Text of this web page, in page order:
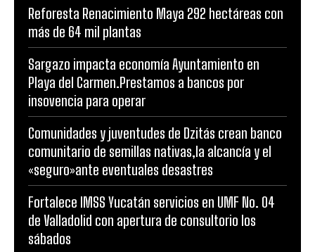
Reforesta Renacimiento Maya 292 hectáreas con
más de 64 mil plantas
Sargazo impacta economía Ayuntamiento en
Playa del Carmen.Prestamos a bancos por
insovencia para operar
Comunidades y juventudes de Dzitás crean banco
comunitario de semillas nativas,la alcancía y el
«seguro»ante eventuales desastres
Fortalece IMSS Yucatán servicios en UMF No. 04
de Valladolid con apertura de consultorio los
sábados